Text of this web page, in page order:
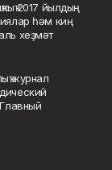
2017 йылдың
һәм киң
хеҙмәт
журнал